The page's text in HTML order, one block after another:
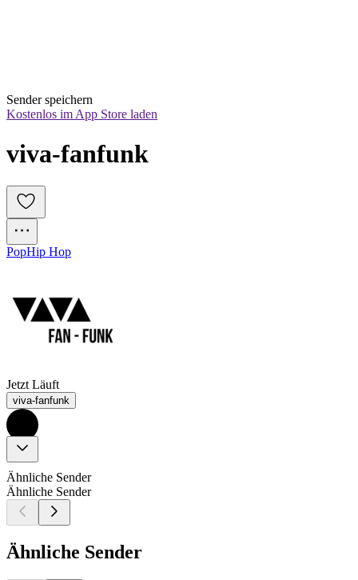
Sender speichern
Kostenlos im App Store laden
viva-fanfunk
PopHip Hop
Jetzt Läuft
viva-fanfunk
Ähnliche Sender
Ähnliche Sender
Ähnliche Sender